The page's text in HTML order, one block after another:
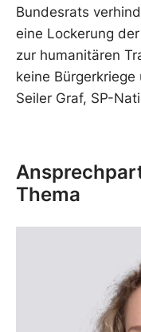
Bundesrats
eine Lockerung
zur humanitären
keine
Seiler Graf, SP-
Thema